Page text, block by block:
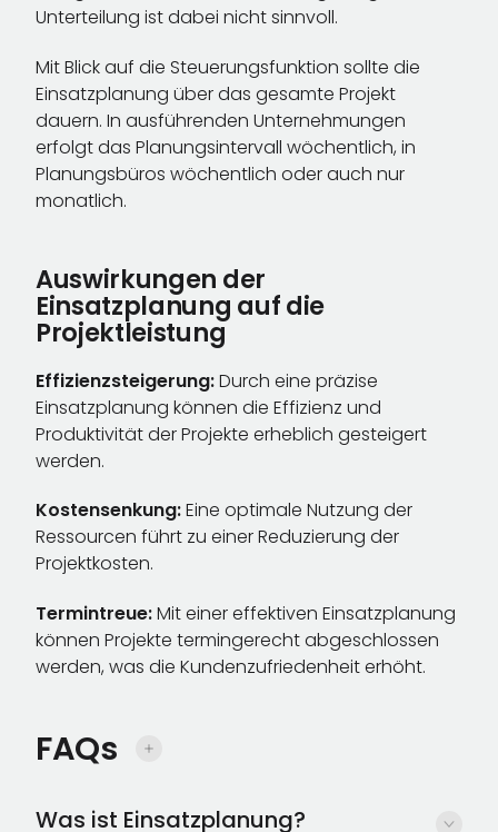
Unterteilung ist dabei nicht sinnvoll.
Mit Blick auf die Steuerungsfunktion sollte die
Einsatzplanung über das gesamte Projekt
dauern. In ausführenden Unternehmungen
erfolgt das Planungsintervall wöchentlich, in
Planungsbüros wöchentlich oder auch nur
monatlich.
Auswirkungen der
Einsatzplanung auf die
Projektleistung
Effizienzsteigerung:Durch eine präzise
Einsatzplanung können die Effizienz und
Produktivität der Projekte erheblich gesteigert
werden.
Kostensenkung:Eine optimale Nutzung der
Ressourcen führt zu einer Reduzierung der
Projektkosten.
Termintreue:Mit einer effektiven Einsatzplanung
können Projekte termingerecht abgeschlossen
werden, was die Kundenzufriedenheit erhöht.
FAQs
Was ist Einsatzplanung?